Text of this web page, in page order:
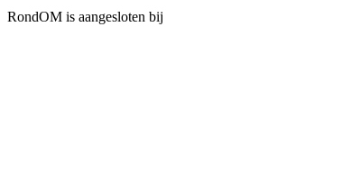
RondOM is aangesloten bij